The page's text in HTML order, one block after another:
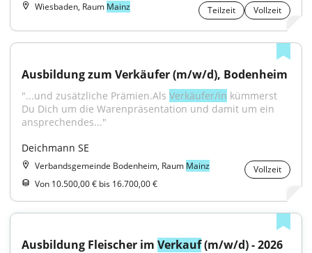
Wiesbaden, Raum Mainz Teilzeit Vollzeit
Ausbildung zum Verkäufer (m/w/d), Bodenheim
"...und zusätzliche Prämien.Als Verkäufer/in kümmerst
Du Dich um die Warenpräsentation und damit um ein
ansprechendes..."
Deichmann SE
Verbandsgemeinde Bodenheim, Raum Mainz
Vollzeit
Von 10.500,00 € bis 16.700,00 €
Ausbildung Fleischer im Verkauf (m/w/d) - 2026